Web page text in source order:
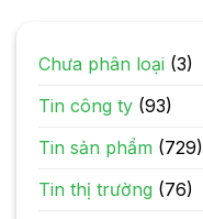
Chưa phân loại (3)
Tin công ty (93)
Tin sản phẩm (729)
Tin thị trường (76)